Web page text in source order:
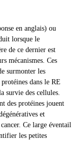
en anglais) ou
lorsque le
de ce dernier est
mécanismes. Ces
surmonter les
dans le RE
survie des cellules.
des protéines jouent
et
Ce large éventail
les petites